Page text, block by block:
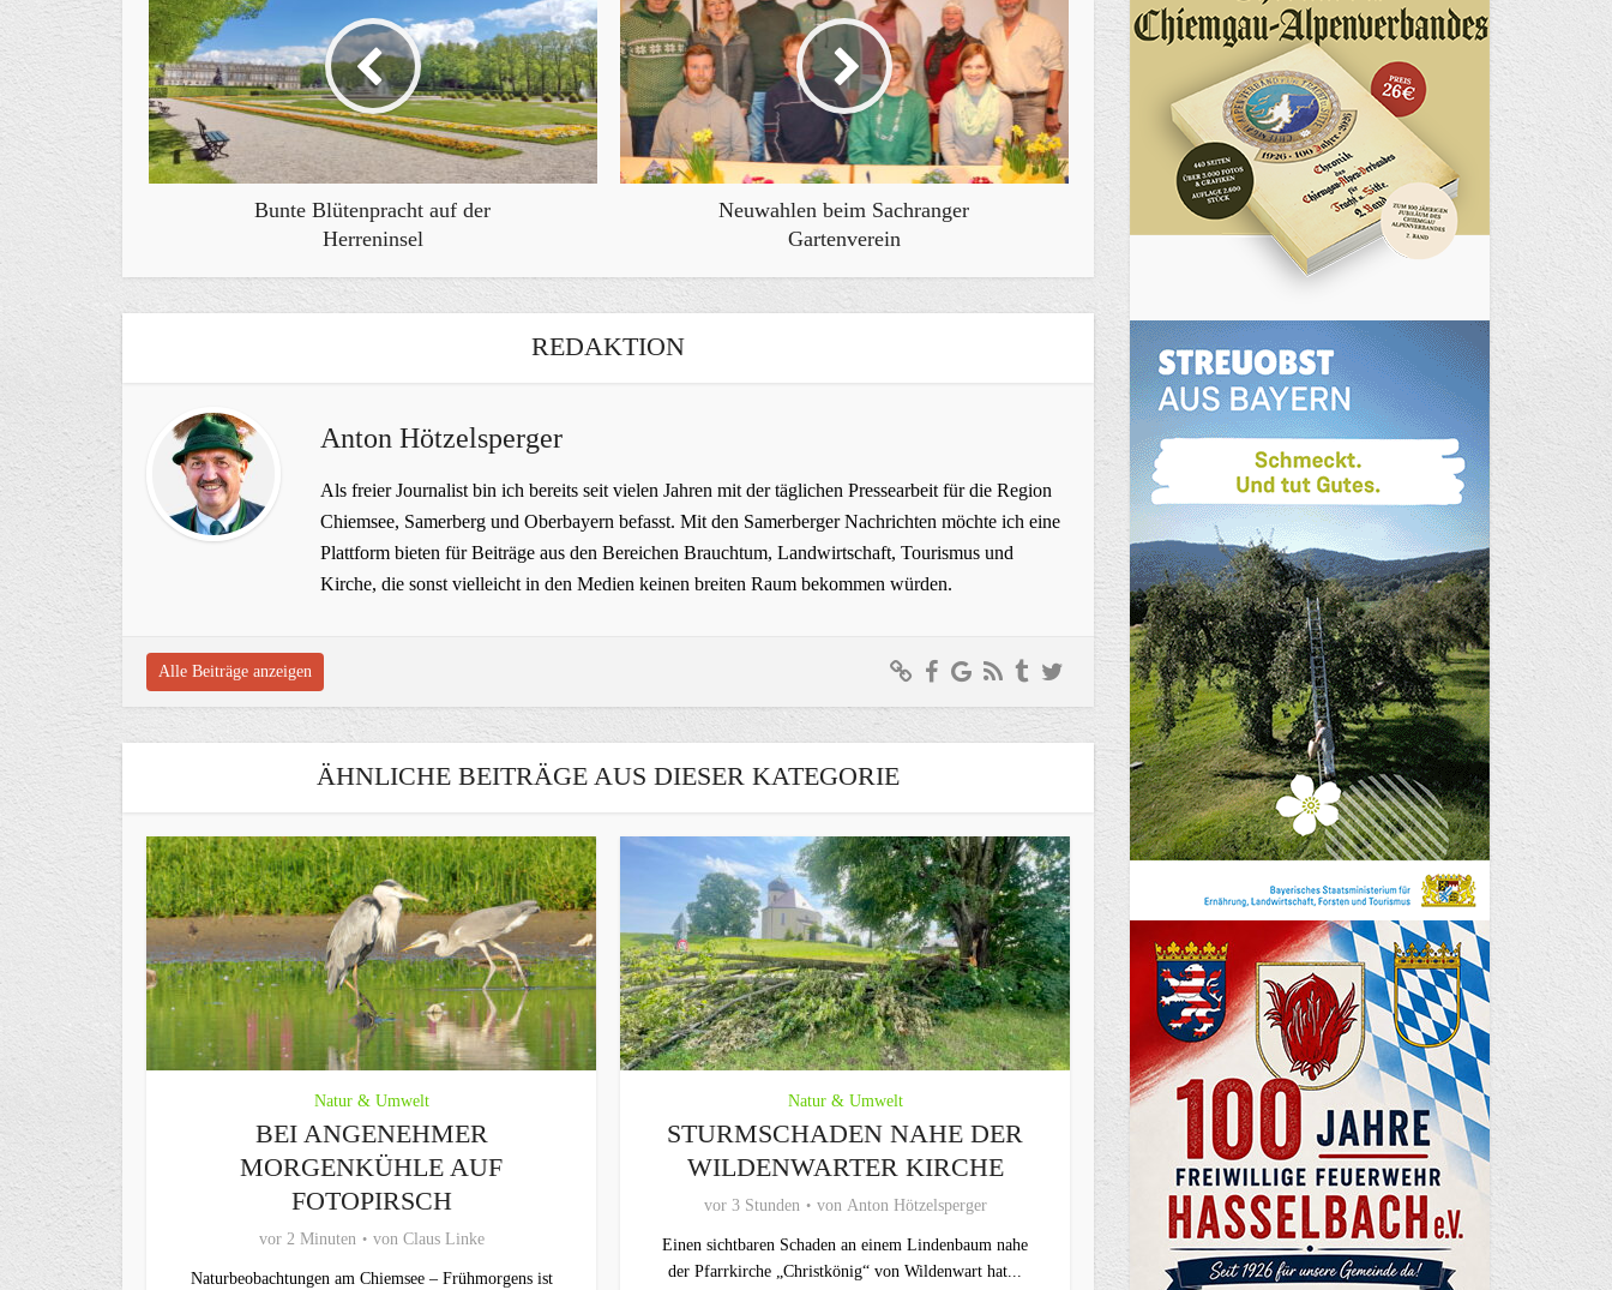
Bunte Blütenpracht auf der
Herreninsel
Neuwahlen beim Sachranger
Gartenverein
REDAKTION
Anton Hötzelsperger
Als freier Journalist bin ich bereits seit vielen Jahren mit der täglichen Pressearbeit für die Region
Chiemsee, Samerberg und Oberbayern befasst. Mit den Samerberger Nachrichten möchte ich eine
Plattform bieten für Beiträge aus den Bereichen Brauchtum, Landwirtschaft, Tourismus und
Kirche, die sonst vielleicht in den Medien keinen breiten Raum bekommen würden.
Alle Beiträge anzeigen
ÄHNLICHE BEITRÄGE AUS DIESER KATEGORIE
Natur & Umwelt
BEI ANGENEHMER
MORGENKÜHLE AUF
FOTOPIRSCH
vor 2 Minuten von Claus Linke
Naturbeobachtungen am Chiemsee – Frühmorgens ist
Natur & Umwelt
STURMSCHADEN NAHE DER
WILDENWARTER KIRCHE
vor 3 Stunden von Anton Hötzelsperger
Einen sichtbaren Schaden an einem Lindenbaum nahe
der Pfarrkirche „Christkönig“ von Wildenwart hat...